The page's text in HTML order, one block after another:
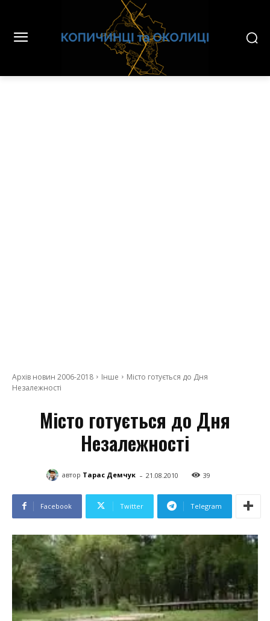
Архів новин 2006-2018 Інше
Місто готується до Дня
Незалежності
Місто готується до Дня
Незалежності
автор Тарас Демчук - 21.08.2010 39
Facebook Twitter Telegram